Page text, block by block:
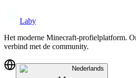
Laby
Het moderne Minecraft-profielplatform.
verbind met de community.
Nederlands